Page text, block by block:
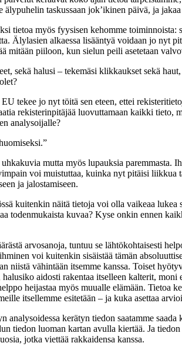
taskussaan jok’ikinen päivä, ja
tietoa myös fyysisen kehomme
Älylasien alkaessa lisääntyä voidaan jo nyt
mitään piiloon, kun sielun peili asetetaan
sekä halusi – tekemäsi klikkaukset sekä
tekee jo nyt töitä sen eteen, ettei
rekisterinpitäjää luovuttamaan kaikki tieto,
analysoijalle?
mutta myös lupauksia paremmasta.
voi muistuttaa, kuinka nyt pitäisi liikkua
ja jalostamiseen.
kuitenkin näitä tietoja voi olla vaikeaa
todenmukaista kuvaa? Kyse onkin ennen
arvosanoja, tuntuu se lähtökohtaisesti
voi kuitenkin sisäistää tämän
niistä vähintään itsemme kanssa. Toiset
aidosti rakentaa itselleen kalterit,
heijastaa myös muualle elämään. Tietoa
itsellemme esitetään – ja kuka asettaa
kerätyn tiedon saatamme
tiedon luoman kartan avulla kiertää. Ja
jotka viettää rakkaidensa kanssa.